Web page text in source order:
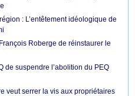
: L’entêtement idéologique de
Roberge de réinstaurer le
de suspendre l’abolition du PEQ
veut serrer la vis aux propriétaires